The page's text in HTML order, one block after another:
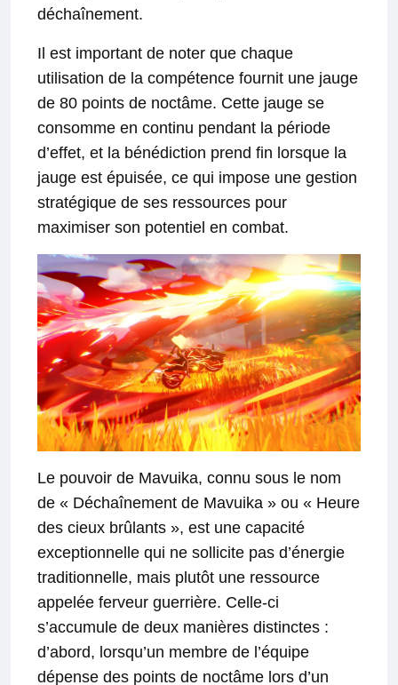
déchaînement.
Il est important de noter que chaque
utilisation de la compétence fournit une jauge
de 80 points de noctâme. Cette jauge se
consomme en continu pendant la période
d’effet, et la bénédiction prend fin lorsque la
jauge est épuisée, ce qui impose une gestion
stratégique de ses ressources pour
maximiser son potentiel en combat.
Le pouvoir de Mavuika, connu sous le nom
de « Déchaînement de Mavuika » ou « Heure
des cieux brûlants », est une capacité
exceptionnelle qui ne sollicite pas d’énergie
traditionnelle, mais plutôt une ressource
appelée ferveur guerrière. Celle-ci
s’accumule de deux manières distinctes :
d’abord, lorsqu’un membre de l’équipe
dépense des points de noctâme lors d’un